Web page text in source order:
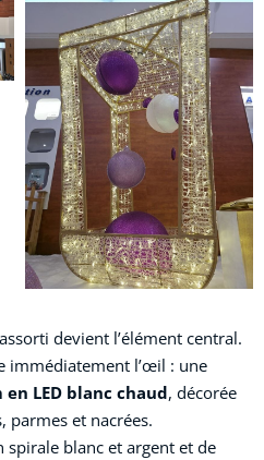
devient l’élément central.
immédiatement l’œil : une
LED blanc chaud, décorée
parmes et nacrées.
spirale blanc et argent et de